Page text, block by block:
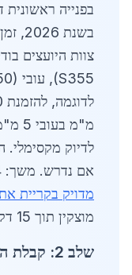
בפנייה
מ"מ
לדיוק מקסימלי.
אם נדרש. משך: 1-4 שעות. עסקים מ
מדויק בקריית
מוצקין תוך 15 דקות.
שלב 2: קבלת הצעת מחיר מפורטת